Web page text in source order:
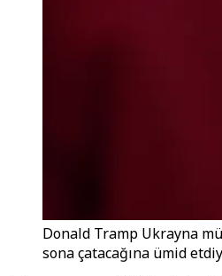
Donald Tramp Ukrayna
sona çatacağına ümid